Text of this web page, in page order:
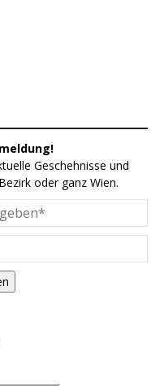
Geschehnisse und
oder ganz Wien.